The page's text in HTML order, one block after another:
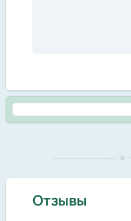
--------------------- ★
Отзывы